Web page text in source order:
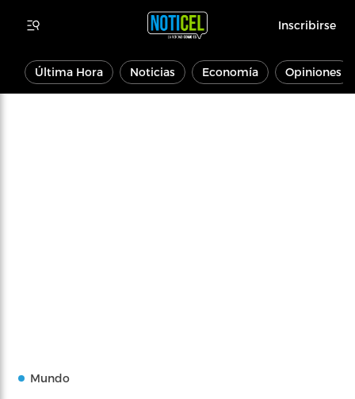
Inscribirse
Última Hora Noticias Economía Opiniones
Mundo